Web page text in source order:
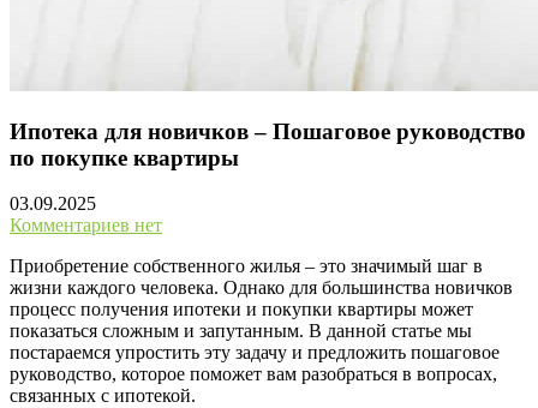
Ипотека для новичков – Пошаговое руководство
по покупке квартиры
03.09.2025
Комментариев нет
Приобретение собственного жилья – это значимый шаг в
жизни каждого человека. Однако для большинства новичков
процесс получения ипотеки и покупки квартиры может
показаться сложным и запутанным. В данной статье мы
постараемся упростить эту задачу и предложить пошаговое
руководство, которое поможет вам разобраться в вопросах,
связанных с ипотекой.